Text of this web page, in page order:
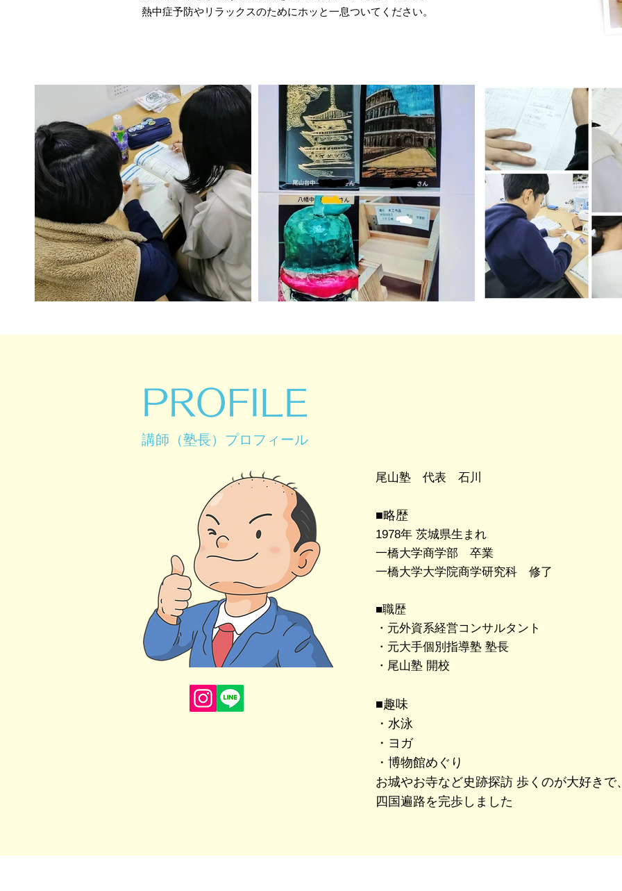
熱中症予防やリラックスのためにホッと一息ついてください。
PROFILE
​講師（塾長）プロフィール
尾山塾 代表 石川
■略歴
1978年 茨城県生まれ
一橋大学商学部 卒業
一橋大学大学院商学研究科 修了
​■職歴
・元外資系経営コンサルタント
・元大手個別指導塾 塾長
​・尾山塾 開校
■趣味
・水泳
・ヨガ
・博物館めぐり
お城やお寺など史跡探訪 歩くのが大好きで
四国遍路を完歩しました